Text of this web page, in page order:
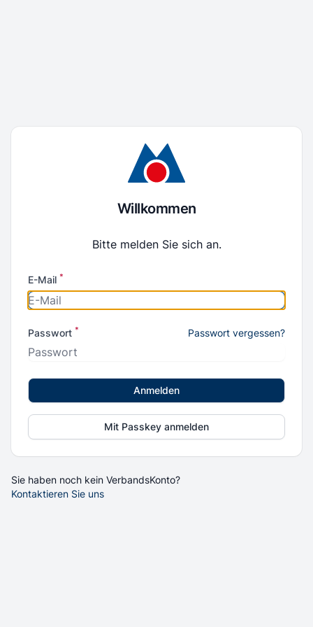
Willkommen
Bitte melden Sie sich an.
E-Mail *
Passwort * Passwort vergessen?
Anmelden
Mit Passkey anmelden
Sie haben noch kein VerbandsKonto?
Kontaktieren Sie uns